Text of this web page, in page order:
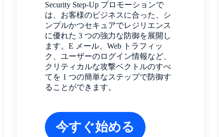
Security Step-Up プロモーションで
は、お客様のビジネスに合った、シ
ンプルかつセキュアでレジリエンス
に優れた 3 つの強力な防御を展開し
ます。E メール、Web トラフィッ
ク、ユーザーのログイン情報など、
クリティカルな攻撃ベクトルのすべ
てを 1 つの簡単なステップで防御す
ることができます。
今すぐ始める